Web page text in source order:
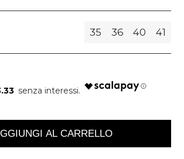
35 36 40 41
AL CARRELLO